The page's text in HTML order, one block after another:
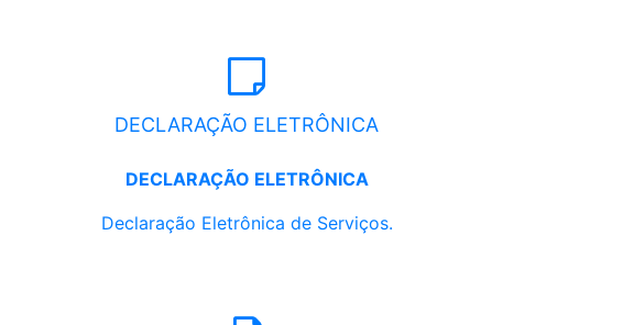
DECLARAÇÃO ELETRÔNICA
DECLARAÇÃO ELETRÔNICA
Declaração Eletrônica de Serviços.